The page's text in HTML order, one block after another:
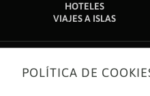
HOTELES
VIAJES A ISLAS
Sobre nosotros
POLÍTICA DE